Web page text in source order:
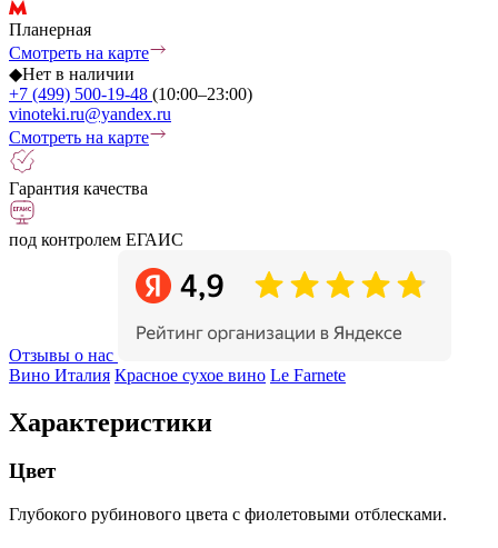
Планерная
Смотреть на карте
◆Нет в наличии
+7 (499) 500-19-48 (10:00–23:00)
vinoteki.ru@yandex.ru
Смотреть на карте
Гарантия качества
под контролем ЕГАИС
Отзывы о нас
Вино Италия Красное сухое вино Le Farnete
Характеристики
Цвет
Глубокого рубинового цвета с фиолетовыми отблесками.